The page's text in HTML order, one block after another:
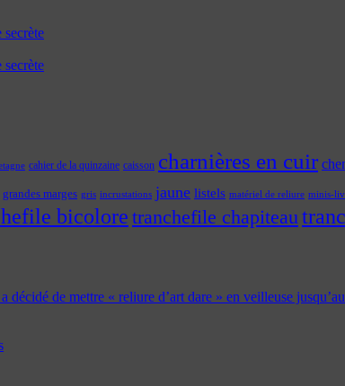
cahier de la quinzaine caisson charnières en cuir
grandes marges gris incrustations jaune listels matériel de reliure minis-
bicolore tranchefile chapiteau
de mettre « reliure d’art dare » en veilleuse